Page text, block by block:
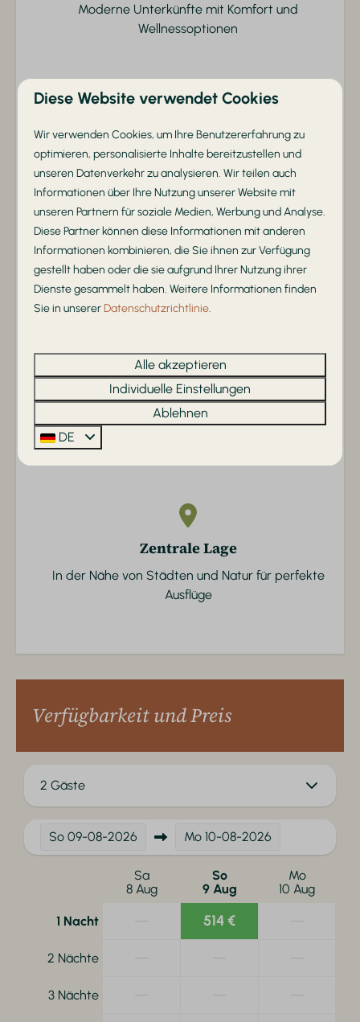
Ladestation für Elektroautos
Moderne Unterkünfte mit Komfort und
Wellnessoptionen
Zwischen dem Utrechtse Heuvelrug und der Veluwe
gelegen
Familien- freundlicher
Viel Spielspaß, Animation und Platz für die ganze
Familie
Umfangreiche Einrichtungen
Mit beheiztem Innen-/Außenpool, Gastronomie und
Zentrale Lage
In der Nähe von Städten und Natur für perfekte
Ausflüge
Verfügbarkeit und Preis
2 Gäste
So 09-08-2026 Mo 10-08-2026
Sa
8 Aug
So
9 Aug
Mo
10 Aug
1 Nacht 514 €
2 Nächte
3 Nächte
Diese Website verwendet Cookies
Wir verwenden Cookies, um Ihre Benutzererfahrung zu
optimieren, personalisierte Inhalte bereitzustellen und
unseren Datenverkehr zu analysieren. Wir teilen auch
Informationen über Ihre Nutzung unserer Website mit
unseren Partnern für soziale Medien, Werbung und Analyse.
Diese Partner können diese Informationen mit anderen
Informationen kombinieren, die Sie ihnen zur Verfügung
gestellt haben oder die sie aufgrund Ihrer Nutzung ihrer
Dienste gesammelt haben. Weitere Informationen finden
Sie in unsererDatenschutzrichtlinie.
Alle akzeptieren
Individuelle Einstellungen
Ablehnen
DE